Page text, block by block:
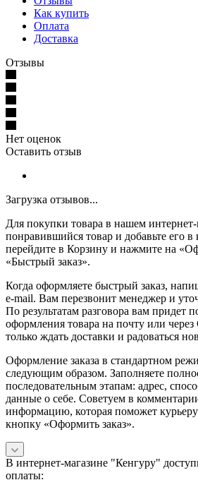
Как купить
Оплата
Доставка
Отзывы
Нет оценок
Оставить отзыв
Загрузка отзывов...
Для покупки товара в нашем
понравившийся товар и добавьте его в
перейдите в Корзину и нажмите на
«Быстрый заказ».
Когда оформляете быстрый заказ,
e-mail. Вам перезвонит менеджер и
По результатам разговора вам придет
оформления товара на почту или
только ждать доставки и радоваться
Оформление заказа в стандартном
следующим образом. Заполняете
последовательным этапам: адрес,
данные о себе. Советуем в
информацию, которая поможет
кнопку «Оформить заказ».
В интернет-магазине "Кенгуру"
оплаты: